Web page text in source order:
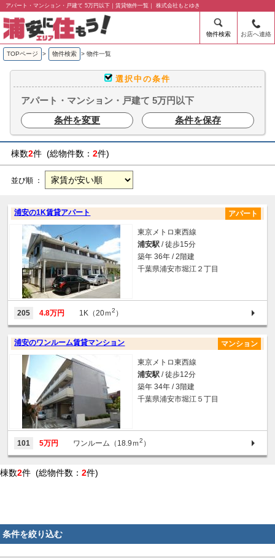
アパート・マンション・戸建て 5万円以下｜賃貸物件一覧｜ 株式会社もとゆき
物件検索 お店へ連絡
TOPページ > 物件検索 > 物件一覧
選択中の条件
アパート・マンション・戸建て 5万円以下
条件を変更
条件を保存
棟数2件 (総物件数： 2件)
並び順 ：
浦安の1K賃貸アパート アパート
東京メトロ東西線
浦安駅 / 徒歩15分
築年 36年 / 2階建
千葉県浦安市堀江２丁目
205 4.8万円 1K（20ｍ2 ）
浦安のワンルーム賃貸マンション マンション
東京メトロ東西線
浦安駅 / 徒歩12分
築年 34年 / 3階建
千葉県浦安市堀江５丁目
101 5万円 ワンルーム（18.9ｍ2 ）
棟数2件 (総物件数： 2件)
条件を絞り込む